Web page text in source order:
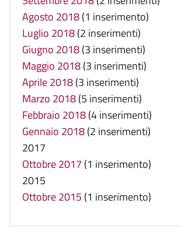
Agosto 2018(1 inserimento)
Luglio 2018(2 inserimenti)
Giugno 2018(3 inserimenti)
Maggio 2018(3 inserimenti)
Aprile 2018(3 inserimenti)
Marzo 2018(5 inserimenti)
Febbraio 2018(4 inserimenti)
Gennaio 2018(2 inserimenti)
2017
Ottobre 2017 (1 inserimento)
2015
Ottobre 2015 (1 inserimento)